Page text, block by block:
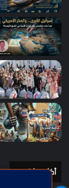
أكثر مشاهدة